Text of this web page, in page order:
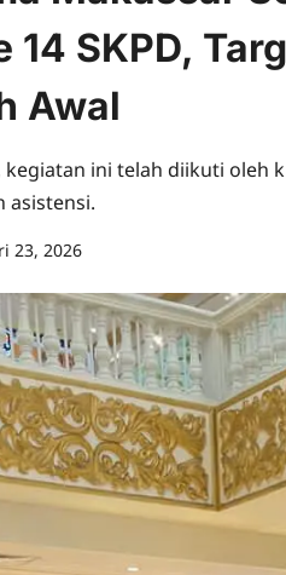
14 SKPD,
Awal
kegiatan ini telah diikuti oleh
asistensi.
23, 2026